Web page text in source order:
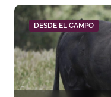
DESDE EL CAMPO